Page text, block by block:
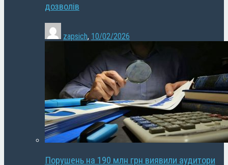
дозволів
zapsich, 10/02/2026
Порушень на 190 млн грн виявили аудитори